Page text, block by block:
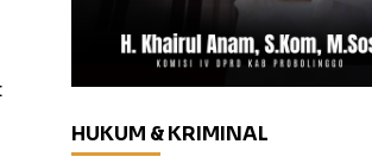
HUKUM & KRIMINAL